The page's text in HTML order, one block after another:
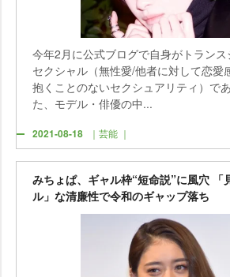
今年2月に公式ブログで自身がトラン
セクシャル（無性愛/他者に対して恋愛
抱くことのないセクシュアリティ）で
た、モデル・俳優の中...
2021-08-18 ｜芸能 ｜
みちょぱ、ギャル枠“短命説”に風穴 「
ル」な清廉性で令和のギャップ落ち